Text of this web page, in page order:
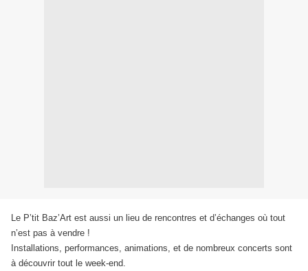
Le P’tit Baz’Art est aussi un lieu de rencontres et d’échanges où tout
n’est pas à vendre !
Installations, performances, animations, et de nombreux concerts sont
à découvrir tout le week-end.